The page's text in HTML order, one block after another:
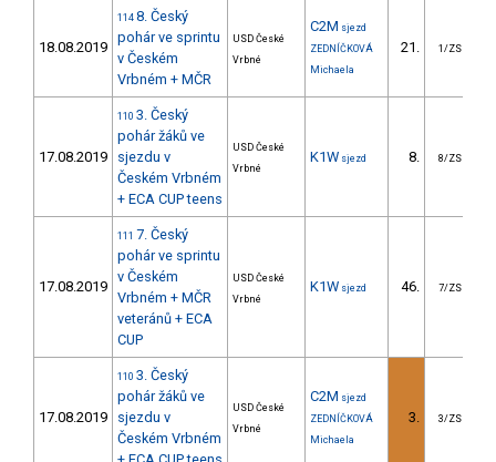
18.08.2019
114 8. Český
pohár ve sprintu
v Českém
Vrbném + MČR
USD České
Vrbné
C2M sjezd
ZEDNÍČKOVÁ
Michaela
21. 1/ZS
17.08.2019
110 3. Český
pohár žáků ve
sjezdu v
Českém Vrbném
+ ECA CUP teens
USD České
Vrbné
K1W sjezd 8. 8/ZS
17.08.2019
111 7. Český
pohár ve sprintu
v Českém
Vrbném + MČR
veteránů + ECA
CUP
USD České
Vrbné
K1W sjezd 46. 7/ZS
17.08.2019
110 3. Český
pohár žáků ve
sjezdu v
Českém Vrbném
USD České
Vrbné
C2M sjezd
ZEDNÍČKOVÁ
Michaela
3. 3/ZS